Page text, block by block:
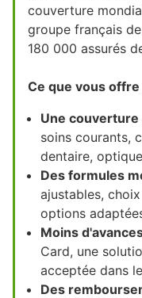
couverture
groupe français
180 000 assurés
Ce que vous offre
Une
soins courants,
dentaire,
Des formules
ajustables,
options
Moins
Card, une
acceptée dans
Des